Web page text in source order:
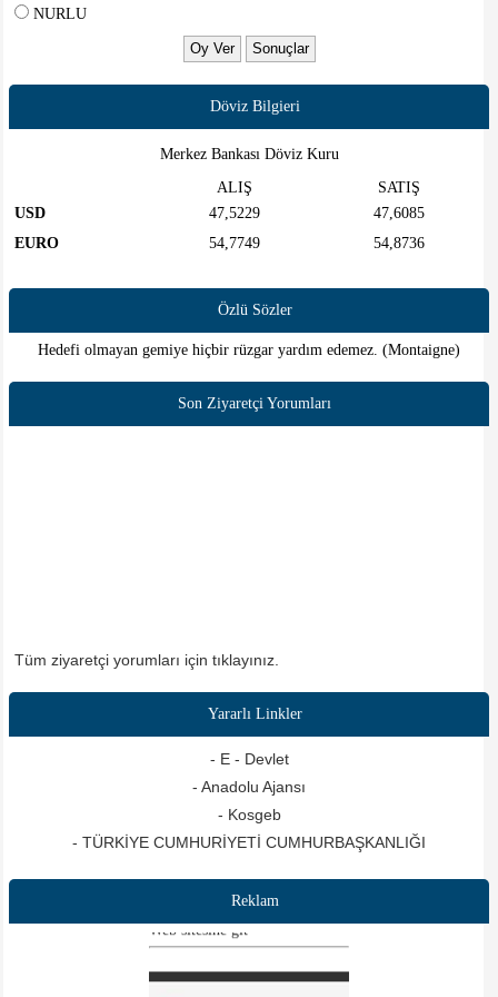
NURLU
Döviz Bilgieri
Merkez Bankası Döviz Kuru
ALIŞ
SATIŞ
USD
47,5229
47,6085
EURO
54,7749 54,8736
Özlü Sözler
Hedefi olmayan gemiye hiçbir rüzgar yardım edemez. (Montaigne)
Son Ziyaretçi Yorumları
Tüm ziyaretçi yorumları için tıklayınız.
Yararlı Linkler
- E - Devlet
- Anadolu Ajansı
- Kosgeb
- TÜRKİYE CUMHURİYETİ CUMHURBAŞKANLIĞI
Reklam